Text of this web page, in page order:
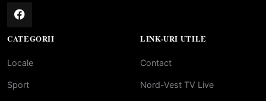
CATEGORII
Locale
Sport
LINK-URI UTILE
Contact
Nord-Vest TV Live